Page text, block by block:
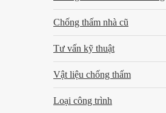
Chống thấm nhà cũ
Tư vấn kỹ thuật
Vật liệu chống thấm
Loại công trình